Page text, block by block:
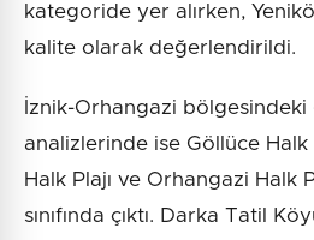
kategoride yer alırken,
kalite olarak değerlendirildi.
İznik-Orhangazi bölgesindeki
analizlerinde ise Göllüce Halk
Halk Plajı ve Orhangazi Halk
sınıfında çıktı. Darka Tatil